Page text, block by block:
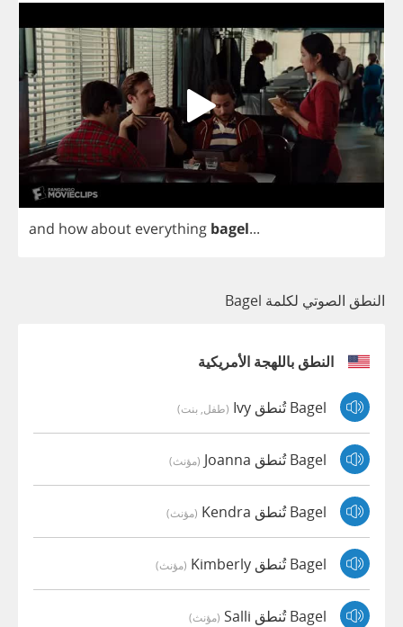
and howabout everything bagel...
النطق الصوتي لكلمة Bagel
النطق باللهجة الأمريكية
Bagel تُنطق Ivy (طفل, بنت)
Bagel تُنطق Joanna (مؤنث)
Bagel تُنطق Kendra (مؤنث)
Bagel تُنطق Kimberly (مؤنث)
Bagel تُنطق Salli (مؤنث)